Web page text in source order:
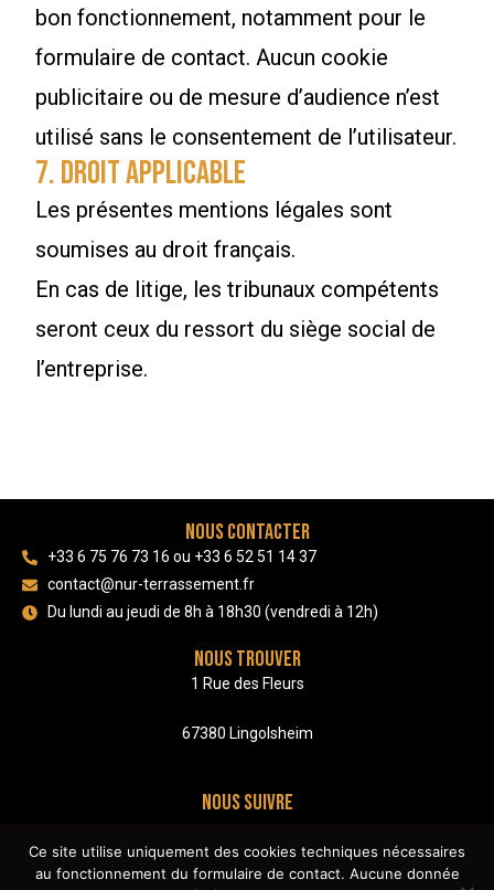
bon fonctionnement, notamment pour le
formulaire de contact. Aucun cookie
publicitaire ou de mesure d’audience n’est
utilisé sans le consentement de l’utilisateur.
7. Droit applicable
Les présentes mentions légales sont
soumises au droit français.
En cas de litige, les tribunaux compétents
seront ceux du ressort du siège social de
l’entreprise.
Nous contacter
+33 6 75 76 73 16 ou +33 6 52 51 14 37
contact@nur-terrassement.fr
Du lundi au jeudi de 8h à 18h30 (vendredi à 12h)
Nous trouver
1 Rue des Fleurs
67380 Lingolsheim
Nous suivre
Ce site utilise uniquement des cookies techniques nécessaires
au fonctionnement du formulaire de contact. Aucune donnée